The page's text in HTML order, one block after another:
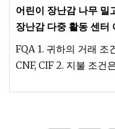
어린이 장난감 나무 밀
장난감 다중 활동 센터
FQA 1. 귀하의 거래 조건은 무
CNF, CIF 2. 지불 조건은 무엇입니